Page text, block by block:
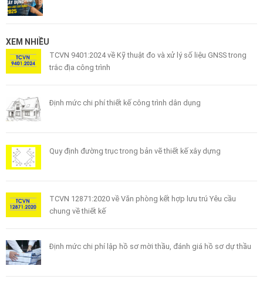
XEM NHIỀU
TCVN 9401:2024 về Kỹ thuật đo và xử lý số liệu GNSS trong
trắc địa công trình
Định mức chi phí thiết kế công trình dân dụng
Quy định đường trục trong bản vẽ thiết kế xây dựng
TCVN 12871:2020 về Văn phòng kết hợp lưu trú Yêu cầu
chung về thiết kế
Định mức chi phí lập hồ sơ mời thầu, đánh giá hồ sơ dự thầu